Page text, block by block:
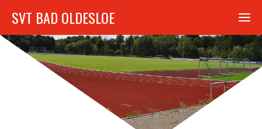
SVT BAD OLDESLOE